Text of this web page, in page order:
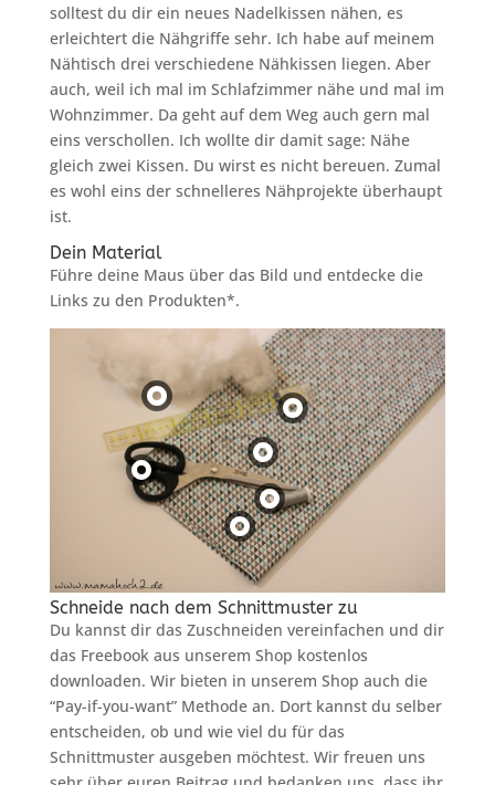
solltest du dir ein neues Nadelkissen nähen, es
erleichtert die Nähgriffe sehr. Ich habe auf meinem
Nähtisch drei verschiedene Nähkissen liegen. Aber
auch, weil ich mal im Schlafzimmer nähe und mal im
Wohnzimmer. Da geht auf dem Weg auch gern mal
eins verschollen. Ich wollte dir damit sage: Nähe
gleich zwei Kissen. Du wirst es nicht bereuen. Zumal
es wohl eins der schnelleres Nähprojekte überhaupt
ist.
Dein Material
Führe deine Maus über das Bild und entdecke die
Links zu den Produkten*.
Schneide nach dem Schnittmuster zu
Du kannst dir das Zuschneiden vereinfachen und dir
das Freebook aus unserem Shop kostenlos
downloaden. Wir bieten in unserem Shop auch die
“Pay-if-you-want” Methode an. Dort kannst du selber
entscheiden, ob und wie viel du für das
Schnittmuster ausgeben möchtest. Wir freuen uns